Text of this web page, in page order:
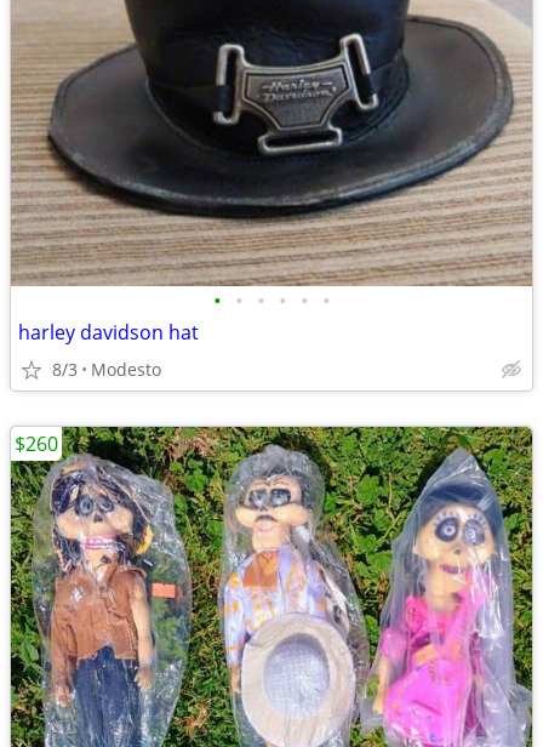
• • • • • •
harley davidson hat
8/3 Modesto
$260